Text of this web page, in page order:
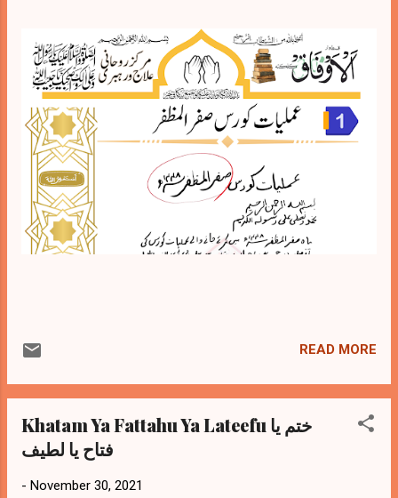
READ MORE
Khatam Ya Fattahu Ya Lateefu ختم یا
فتاح یا لطیف
- November 30, 2021